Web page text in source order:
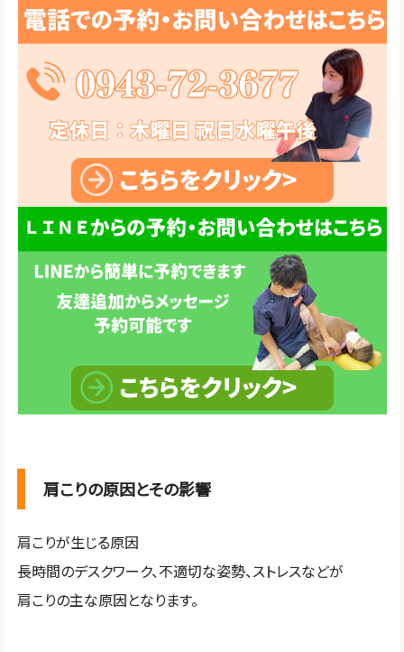
肩こりの原因とその影響
肩こりが生じる原因
長時間のデスクワーク、不適切な姿勢、ストレスなどが
肩こりの主な原因となります。